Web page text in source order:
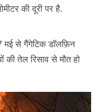
की दूरी पर है.
मई से गैंगेटिक डॉलफ़िन
की तेल रिसाव से मौत हो